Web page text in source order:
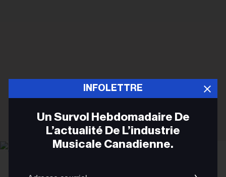
INFOLETTRE
Un Survol Hebdomadaire De
L’actualité De L’industrie
Musicale Canadienne.